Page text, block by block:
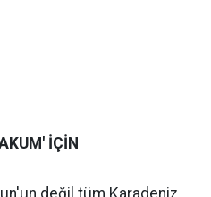
İÇİN
değil tüm Karadeniz